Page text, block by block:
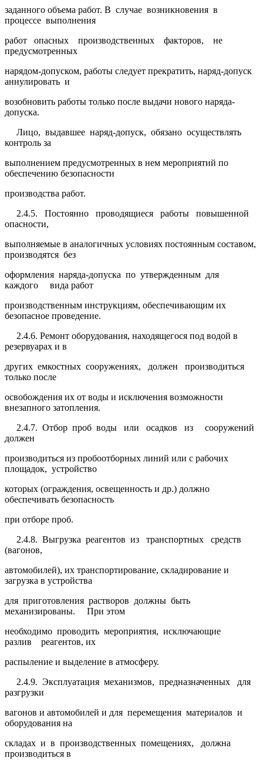
заданного объема работ. В случае возникновения в
процессе выполнения
работ опасных производственных факторов, не
предусмотренных
нарядом-допуском, работы следует прекратить, наряд-допуск
аннулировать и
возобновить работы только после выдачи нового наряда-
допуска.
Лицо, выдавшее наряд-допуск, обязано осуществлять
контроль за
выполнением предусмотренных в нем мероприятий по
обеспечению безопасности
производства работ.
2.4.5. Постоянно проводящиеся работы повышенной
опасности,
выполняемые в аналогичных условиях постоянным составом,
производятся без
оформления наряда-допуска по утвержденным для
каждого вида работ
производственным инструкциям, обеспечивающим их
безопасное проведение.
2.4.6. Ремонт оборудования, находящегося под водой в
резервуарах и в
других емкостных сооружениях, должен производиться
только после
освобождения их от воды и исключения возможности
внезапного затопления.
2.4.7. Отбор проб воды или осадков из сооружений
должен
производиться из пробоотборных линий или с рабочих
площадок, устройство
которых (ограждения, освещенность и др.) должно
обеспечивать безопасность
при отборе проб.
2.4.8. Выгрузка реагентов из транспортных средств
(вагонов,
автомобилей), их транспортирование, складирование и
загрузка в устройства
для приготовления растворов должны быть
механизированы. При этом
необходимо проводить мероприятия, исключающие
разлив реагентов, их
распыление и выделение в атмосферу.
2.4.9. Эксплуатация механизмов, предназначенных для
разгрузки
вагонов и автомобилей и для перемещения материалов и
оборудования на
складах и в производственных помещениях, должна
производиться в